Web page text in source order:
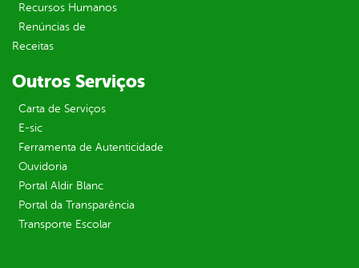
Recursos Humanos
Renúncias de
Receitas
Outros Serviços
Carta de Serviços
E-sic
Ferramenta de Autenticidade
Ouvidoria
Portal Aldir Blanc
Portal da Transparência
Transporte Escolar